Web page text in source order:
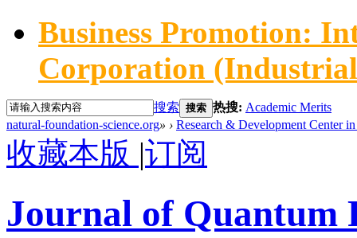
Business Promotion:
Corporation
搜索 搜索 热搜: Academic Merits
natural-foundation-science.org» › Research & Development Center
收藏本版 |订阅
Journal of Quantum